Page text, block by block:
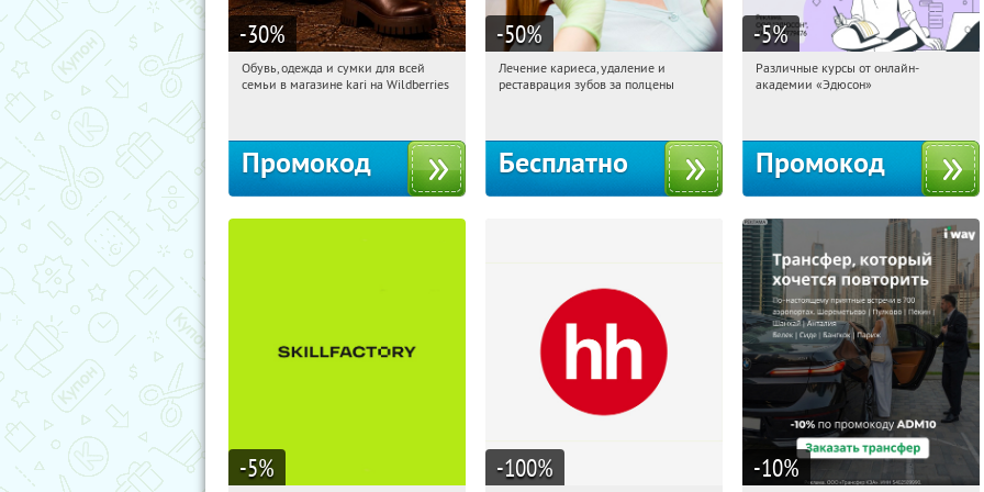
-30%
11:46:23 Получили:
Обувь, одежда и сумки для всей
семьи в магазине kari на Wildberries
Промокод
-50%
11:46:23 Получили:
Лечение кариеса, удаление и
реставрация зубов за полцены
Бесплатно
-5%
11:46:23 Получили:
Различные курсы от онлайн-
академии «Эдюсон»
Промокод
-5% -100% -10%